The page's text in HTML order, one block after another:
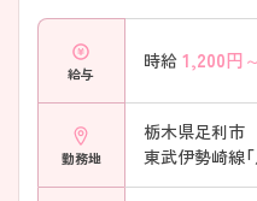
給与
時給 1,200円～
勤務地
栃木県足利市
東武伊勢崎線